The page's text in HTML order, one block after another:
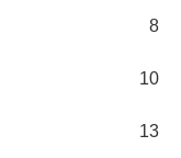
8
10
13